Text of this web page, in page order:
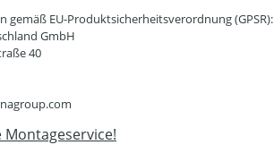
gemäß EU-Produktsicherheitsverordnung (GPSR):
GmbH
40
Montageservice!